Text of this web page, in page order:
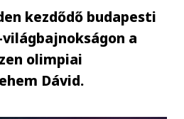
kezdődő budapesti
a
olimpiai
Dávid.